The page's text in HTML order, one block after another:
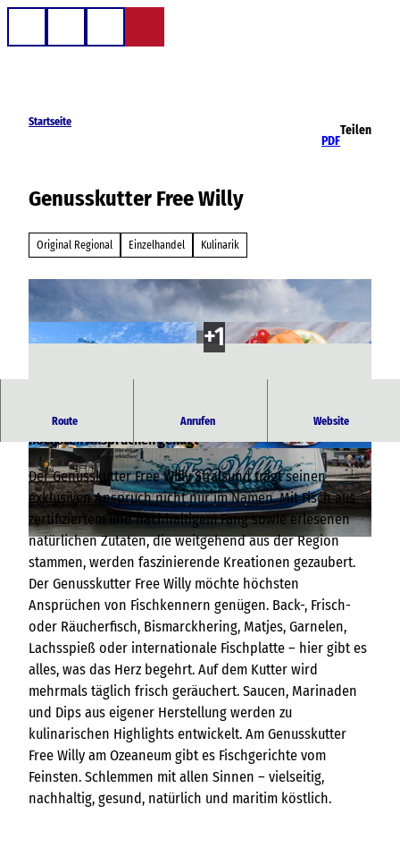
Startseite
PDF
Teilen
Genusskutter Free Willy
Original Regional Einzelhandel Kulinarik
© PapadoXX-Fotografie, Free Willy |CC-BY-NC-SA
© TZ HST |CC-BY-NC-SA © Genusskutter Free Willy | CC-BY-NC-SA
Route Anrufen Website
Genusskutter Free Willy Stralsund - Der Fischkutter, der
höchsten Ansprüchen genügt
Der Genusskutter Free Willy Stralsund trägt seinen
exklusiven Anspruch nicht nur im Namen. Mit Fisch aus
zertifiziertem und nachhaltigem Fang sowie erlesenen
natürlichen Zutaten, die weitgehend aus der Region
stammen, werden faszinierende Kreationen gezaubert.
Der Genusskutter Free Willy möchte höchsten
Ansprüchen von Fischkennern genügen. Back-, Frisch-
oder Räucherfisch, Bismarckhering, Matjes, Garnelen,
Lachsspieß oder internationale Fischplatte – hier gibt es
alles, was das Herz begehrt. Auf dem Kutter wird
mehrmals täglich frisch geräuchert. Saucen, Marinaden
und Dips aus eigener Herstellung werden zu
kulinarischen Highlights entwickelt. Am Genusskutter
Free Willy am Ozeaneum gibt es Fischgerichte vom
Feinsten. Schlemmen mit allen Sinnen – vielseitig,
nachhaltig, gesund, natürlich und maritim köstlich.